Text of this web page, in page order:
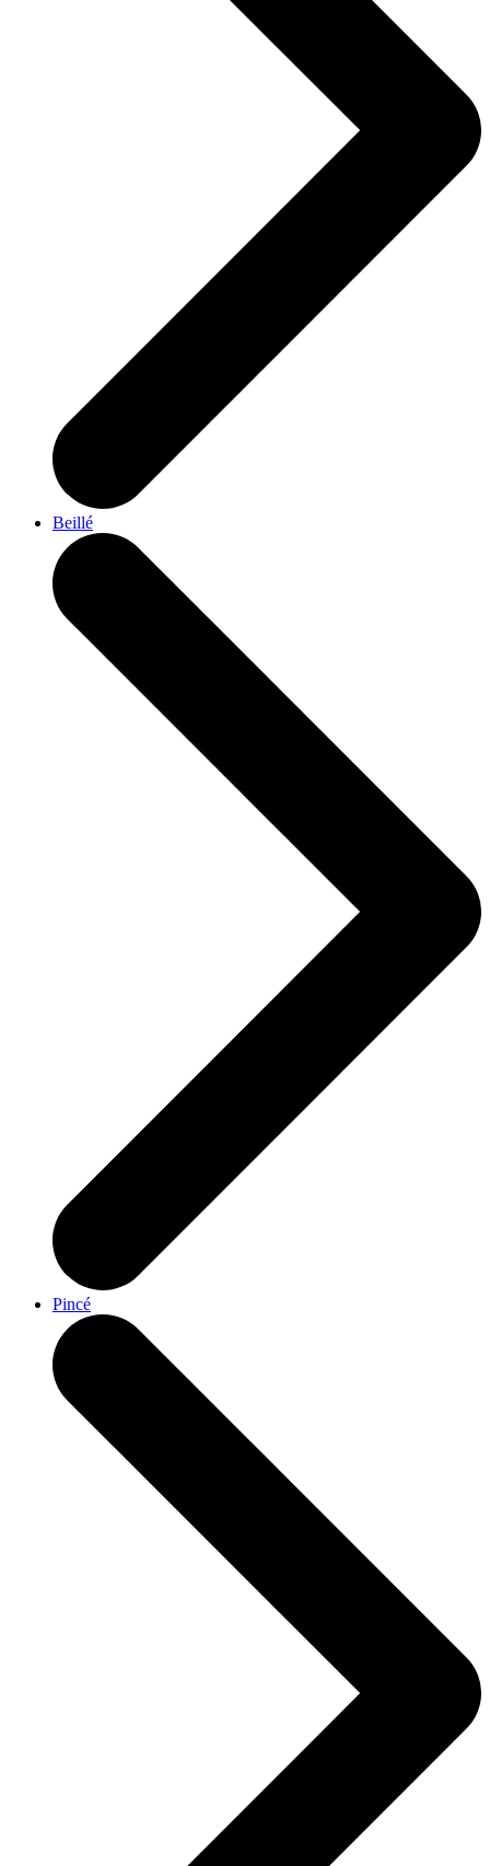
Beillé
Pincé